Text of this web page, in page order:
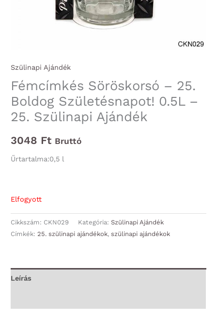
Szülinapi Ajándék
Fémcímkés Söröskorsó – 25.
Boldog Születésnapot! 0.5L –
25. Szülinapi Ajándék
3048 Ft Bruttó
Űrtartalma:0,5 l
Elfogyott
Cikkszám: CKN029 Kategória:Szülinapi Ajándék
Címkék:25. szülinapi ajándékok,szülinapi ajándékok
Leírás